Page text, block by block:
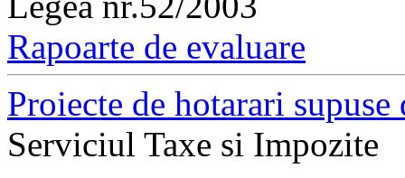
Rapoarte de evaluare
Proiecte de hotarari
Serviciul Taxe si Impozite